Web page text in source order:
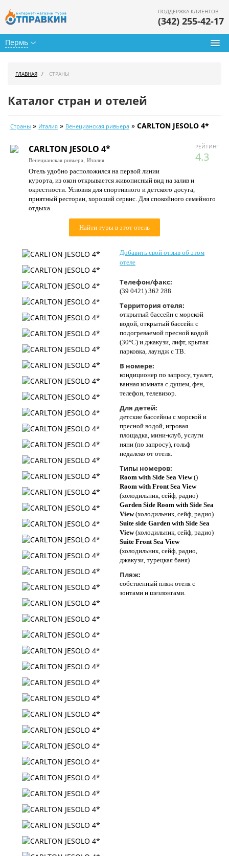
Пермь
ПОДДЕРЖКА КЛИЕНТОВ
(342) 255-42-17
Календарь туров
Цены дня
Страны
Как купить
ГЛАВНАЯ СТРАНЫ
Каталог стран и отелей
Страны » Италия » Венецианская ривьера » CARLTON JESOLO 4*
РЕЙТИНГ
4.3
CARLTON JESOLO 4*
Венецианская ривьера, Италия
Отель удобно расположился на первой линии
курорта, из окон открывается живописный вид на залив и
окрестности. Условия для спортивного и детского досуга,
приятный ресторан, хороший сервис. Для спокойного семейного
отдыха.
Найти туры в этот отель
Добавить свой отзыв об этом
отеле
Телефон/факс:
(39 0421) 362 288
Территория отеля:
открытый бассейн с морской
водой, открытый бассейн с
подогреваемой пресной водой
(30°C) и джакузи, лифт, крытая
парковка, лаундж с ТВ.
В номере:
кондиционер по запросу, туалет,
ванная комната с душем, фен,
телефон, телевизор.
Для детей:
детские бассейны с морской и
пресной водой, игровая
площадка, мини-клуб, услуги
няни (по запросу), гольф
недалеко от отеля.
Типы номеров:
Room with Side Sea View()
Room with Front Sea View
(холодильник, сейф, радио)
Garden Side Room with Side Sea
View(холодильник, сейф, радио)
Suite side Garden with Side Sea
View(холодильник, сейф, радио)
Suite Front Sea View
(холодильник, сейф, радио,
джакузи, турецкая баня)
Пляж:
собственный пляж отеля с
зонтами и шезлонгами.